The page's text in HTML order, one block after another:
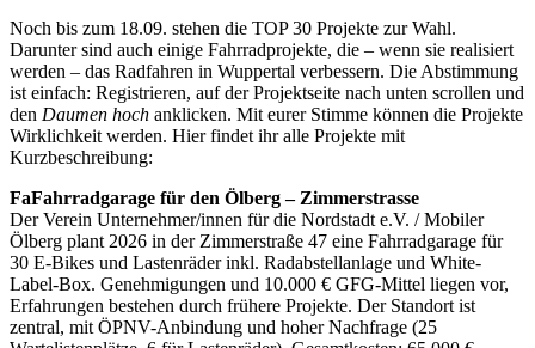
Noch bis zum 18.09. stehen die TOP 30 Projekte zur Wahl.
Darunter sind auch einige Fahrradprojekte, die – wenn sie realisiert
werden – das Radfahren in Wuppertal verbessern. Die Abstimmung
ist einfach: Registrieren, auf der Projektseite nach unten scrollen und
den Daumen hoch anklicken. Mit eurer Stimme können die Projekte
Wirklichkeit werden. Hier findet ihr alle Projekte mit
Kurzbeschreibung:
FaFahrradgarage für den Ölberg – Zimmerstrasse
Der Verein Unternehmer/innen für die Nordstadt e.V. / Mobiler
Ölberg plant 2026 in der Zimmerstraße 47 eine Fahrradgarage für
30 E-Bikes und Lastenräder inkl. Radabstellanlage und White-
Label-Box. Genehmigungen und 10.000 € GFG-Mittel liegen vor,
Erfahrungen bestehen durch frühere Projekte. Der Standort ist
zentral, mit ÖPNV-Anbindung und hoher Nachfrage (25